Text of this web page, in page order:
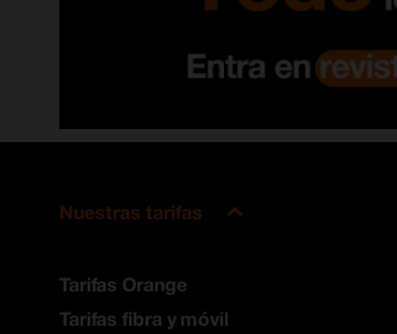
Nuestras tarifas
Tarifas Orange
Tarifas fibra y móvil